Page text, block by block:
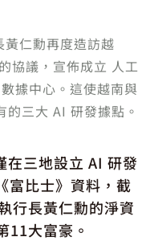
仁勳再度造訪越
協議，宣佈成立 人工
據中心。這使越南與
三大 AI 研發據點。
在三地設立 AI 研發
富比士》資料，截
行長黃仁勳的淨資
11大富豪。